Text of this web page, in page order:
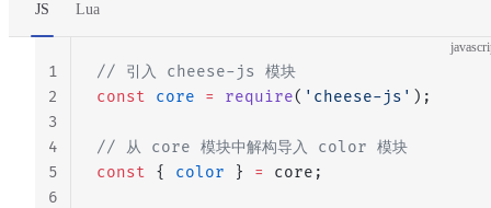
JS Lua
// 引入 cheese-js 模块
const core = require( 'cheese-js' );
// 从 core 模块中解构导入 color 模块
const { color } = core;
1
2
3
4
5
6